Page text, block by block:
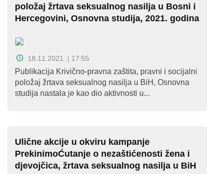
položaj žrtava seksualnog nasilja u Bosni i
Hercegovini, Osnovna studija, 2021. godina
18.11.2021. | 17:55
Publikacija Krivično-pravna zaštita, pravni i socijalni
položaj žrtava seksualnog nasilja u BiH, Osnovna
studija nastala je kao dio aktivnosti u...
Ulične akcije u okviru kampanje
PrekinimoĆutanje o nezaštićenosti žena i
djevojčica, žrtava seksualnog nasilja u BiH